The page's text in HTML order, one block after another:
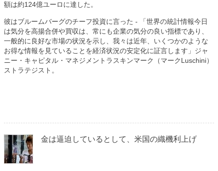
額は約124億ユーロに達した。
彼はブルームバーグのチーフ投資に言った -
「世界の統計情報今日
は気分を高揚合併や買収は、常にも企業の気分の良い指標であり、
一般的に良好な市場の状況を示し、我々は近年、いくつかのような
お得な情報を見ていることを経済状況の安定化に証言します」ジャ
ニー・キャピタル・マネジメントラスキンマーク（マークLuschini）
ストラテジスト。
金は逼迫しているとして、米国の織機利上げ